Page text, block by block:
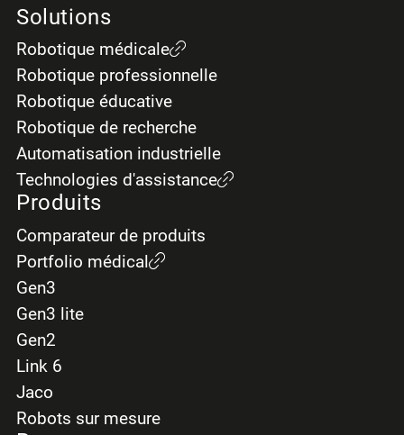
Solutions
Robotique médicale
Robotique professionnelle
Robotique éducative
Robotique de recherche
Automatisation industrielle
Technologies d'assistance
Produits
Comparateur de produits
Portfolio médical
Gen3
Gen3 lite
Gen2
Link 6
Jaco
Robots sur mesure